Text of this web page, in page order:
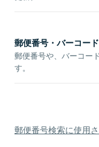
郵便番号・バーコー
郵便番号や、バーコー
す。
郵便番号検索に使用